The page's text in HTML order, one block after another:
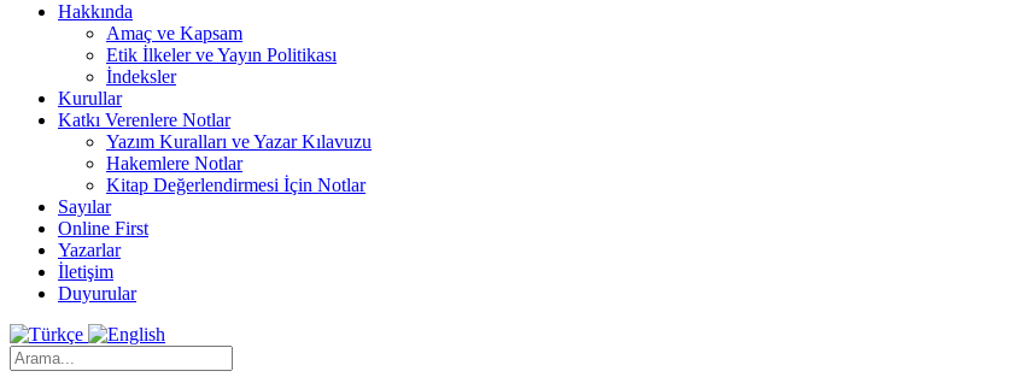
Hakkında
Amaç ve Kapsam
Etik İlkeler ve Yayın Politikası
İndeksler
Kurullar
Katkı Verenlere Notlar
Yazım Kuralları ve Yazar Kılavuzu
Hakemlere Notlar
Kitap Değerlendirmesi İçin Notlar
Sayılar
Online First
Yazarlar
İletişim
Duyurular